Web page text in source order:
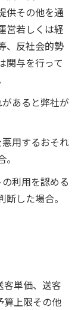
供その他を通
営若しくは経
、反社会的勢
関与を行って
あると弊社が
用するおそれ
利用を認める
した場合。
客単価、送客
算上限その他